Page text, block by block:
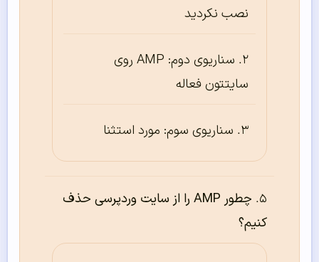
نصب نکردید
سناریوی دوم: AMP روی
سایتتون فعاله
سناریوی سوم: مورد استثنا
چطور AMP را از سایت وردپرسی حذف
کنیم؟